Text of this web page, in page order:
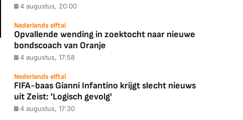
4 augustus, 20:00
Nederlands elftal
Opvallende wending in zoektocht naar nieuwe
bondscoach van Oranje
4 augustus, 17:58
Nederlands elftal
FIFA-baas Gianni Infantino krijgt slecht nieuws
uit Zeist: 'Logisch gevolg'
4 augustus, 17:30